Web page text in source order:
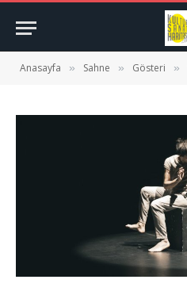
Anasayfa » Sahne » Gösteri »